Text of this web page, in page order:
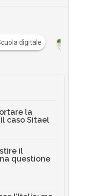
digitale
la
caso Sitael
il
questione